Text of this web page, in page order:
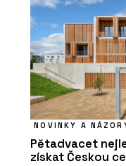
NOVINKY A
Pětadvacet
získat Českou